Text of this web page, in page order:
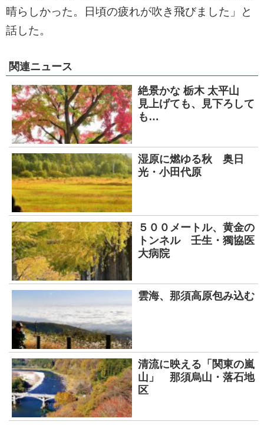
晴らしかった。日頃の疲れが吹き飛びました」と
話した。
関連ニュース
絶景かな 栃木 太平山
見上げても、見下ろして
も…
湿原に燃ゆる秋 奥日
光・小田代原
５００メートル、黄金の
トンネル 壬生・獨協医
大病院
雲海、那須高原包み込む
清流に映える「関東の嵐
山」 那須烏山・落石地
区